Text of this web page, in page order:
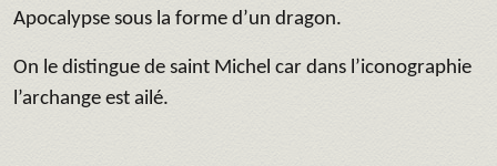
Apocalypse sous la forme d’un dragon.
On le distingue de saint Michel car dans l’iconographie
l’archange est ailé.